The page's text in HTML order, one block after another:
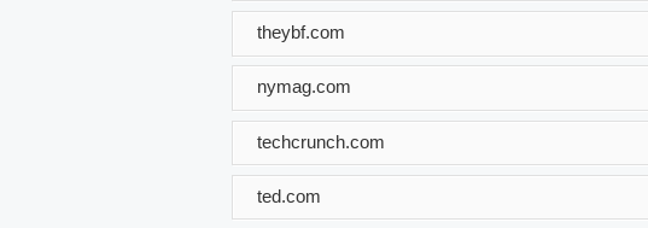
theybf.com
nymag.com
techcrunch.com
ted.com